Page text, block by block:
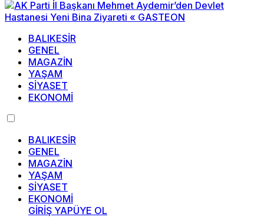
BALIKESİR
GENEL
MAGAZİN
YAŞAM
SİYASET
EKONOMİ
BALIKESİR
GENEL
MAGAZİN
YAŞAM
SİYASET
EKONOMİ
GİRİŞ YAPÜYE OL